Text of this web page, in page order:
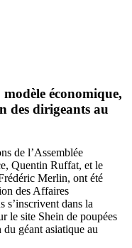
économique,
des dirigeants au
de l’Assemblée
Quentin Ruffat, et le
Merlin, ont été
des Affaires
s’inscrivent dans la
le site Shein de poupées
géant asiatique au